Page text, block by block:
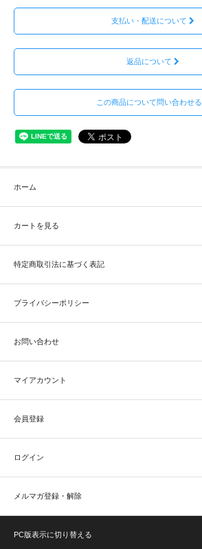
支払い・配送について
返品について
この商品について問い合わせる
ホーム
カートを見る
特定商取引法に基づく表記
プライバシーポリシー
お問い合わせ
マイアカウント
会員登録
ログイン
メルマガ登録・解除
PC版表示に切り替える